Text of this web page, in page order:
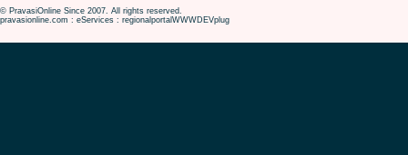
© PravasiOnline Since 2007. All rights reserved.
pravasionline.com : eServices : regionalportalWWWDEVplug